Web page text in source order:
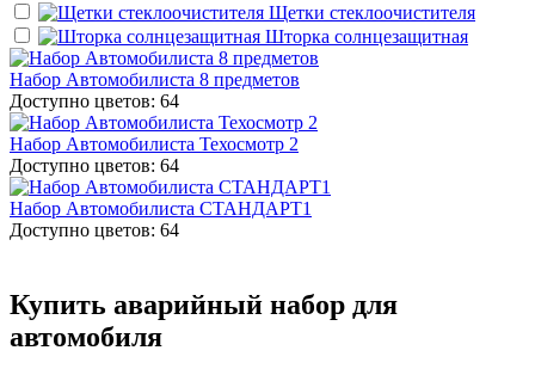
Щетки стеклоочистителя
Шторка солнцезащитная
Набор Автомобилиста 8 предметов
Доступно цветов: 64
Набор Автомобилиста Техосмотр 2
Доступно цветов: 64
Набор Автомобилиста СТАНДАРТ1
Доступно цветов: 64
Купить аварийный набор для
автомобиля